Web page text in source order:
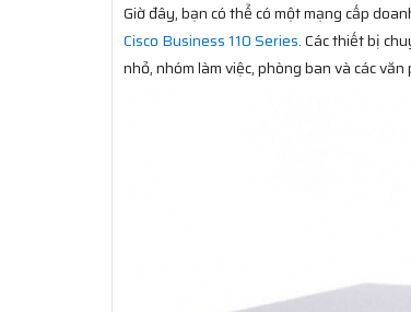
Giờ đây, bạn có thể có một mạng cấp
Cisco Business 110 Series. Các thiết bị
nhỏ, nhóm làm việc, phòng ban và các